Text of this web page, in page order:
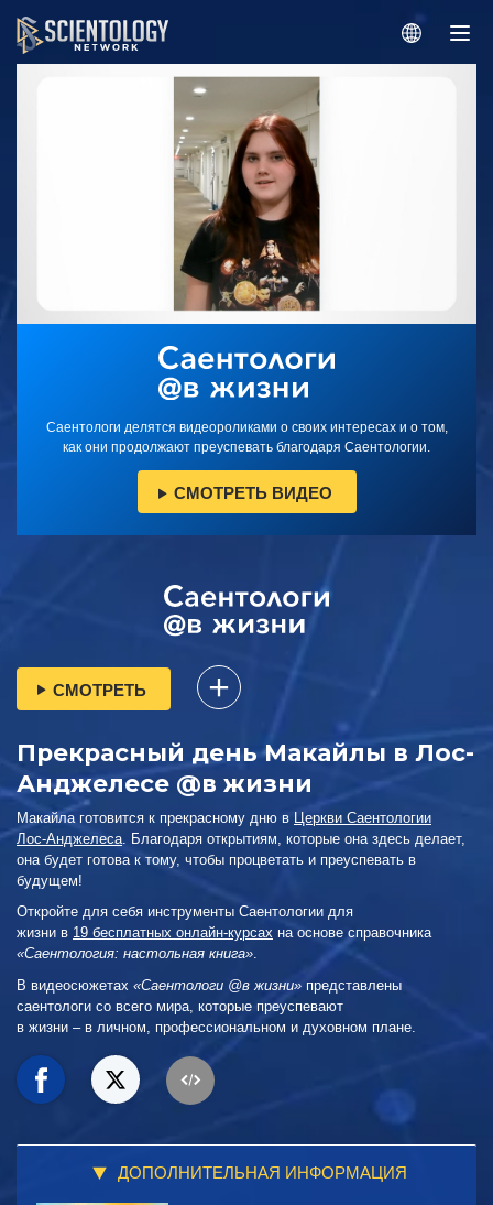
Саентологи делятся видеороликами о своих интересах и о том,
как они продолжают преуспевать благодаря Саентологии.
СМОТРЕТЬ ВИДЕО
СМОТРЕТЬ
Прекрасный день Макайлы в Лос-
Анджелесе @в жизни
Макайла готовится к прекрасному дню в Церкви Саентологии
Лос‑Анджелеса . Благодаря открытиям, которые она здесь делает,
она будет готова к тому, чтобы процветать и преуспевать в
будущем!
Откройте для себя инструменты Саентологии для
жизни в 19 бесплатных онлайн-курсах на основе справочника
«Саентология: настольная книга».
В видеосюжетах «Саентологи @в жизни» представлены
саентологи со всего мира, которые преуспевают
в жизни – в личном,
профессиональном и духовном плане.
ДОПОЛНИТЕЛЬНАЯ ИНФОРМАЦИЯ